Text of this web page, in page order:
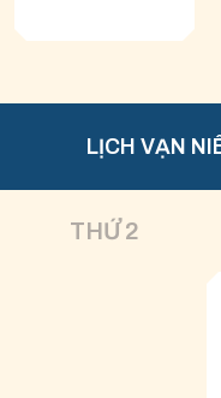
LỊCH VẠN
THỨ 2